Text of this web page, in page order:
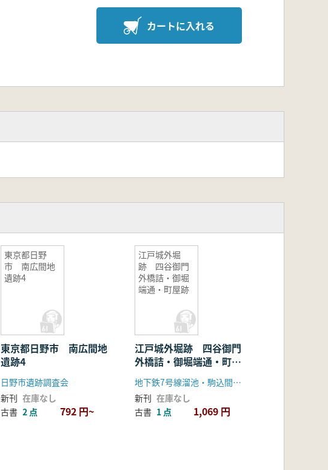
カートに入れる
東京都日野
市 南広間地
遺跡4
東京都日野市 南広間地
遺跡4
日野市遺跡調査会
新刊 在庫なし
古書 2 点 792 円~
江戸城外堀
跡 四谷御門
外橋詰・御堀
端通・町屋跡
江戸城外堀跡 四谷御門
外橋詰・御堀端通・町屋
跡
地下鉄7号線溜池・駒込間遺跡調査会
新刊 在庫なし
古書 1 点 1,069 円